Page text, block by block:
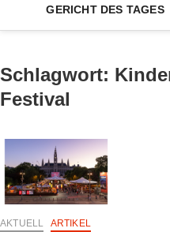
GERICHT DES TAGES
Schlagwort:
Festival
AKTUELL
ARTIKEL